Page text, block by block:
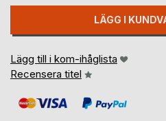
LÄGG I
Lägg till i kom-ihåglista
Recensera titel